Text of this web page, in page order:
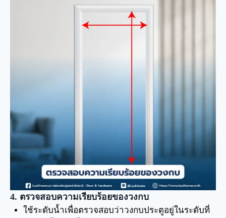
4. ตรวจสอบความเรียบร้อยของวงกบ
ใช้ระดับน้ำเพื่อตรวจสอบว่าวงกบประตูอยู่ในระดับที่